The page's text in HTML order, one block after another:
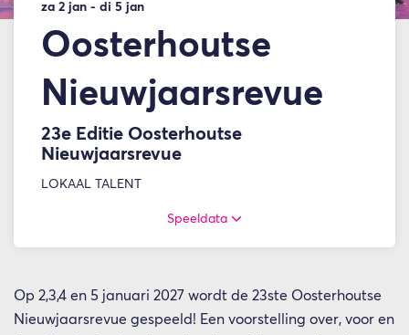
Oosterhoutse
Nieuwjaarsrevue
23e Editie Oosterhoutse
Nieuwjaarsrevue
za 2 jan - di 5 jan
LOKAAL TALENT
Speeldata
Op 2,3,4 en 5 januari 2027 wordt de 23ste Oosterhoutse
Nieuwjaarsrevue gespeeld! Een voorstelling over, voor en